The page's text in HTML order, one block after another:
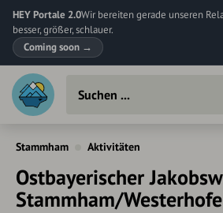
HEY Portale 2.0Wir bereiten gerade unseren
besser, größer, schlauer.
Coming soon →
Stammham Aktivitäten
Ostbayerischer
Stammham/